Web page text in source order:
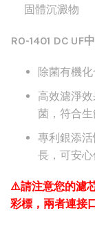
固體沉澱物
RO-1401 DC UF
除菌有機
高效濾淨
菌，符合
專利銀添
長，可安
⚠️請注意您的濾
彩標，兩者連接